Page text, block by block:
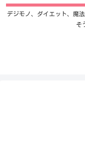
デジモノ、ダイエット、魔
そ